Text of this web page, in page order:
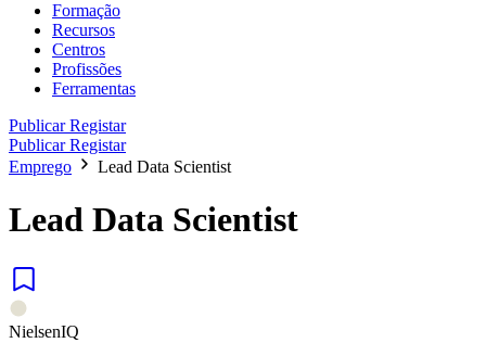
Formação
Recursos
Centros
Profissões
Ferramentas
PublicarRegistar
PublicarRegistar
Emprego
Lead Data Scientist
Lead Data Scientist
NielsenIQ